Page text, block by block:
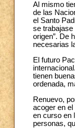
Al mismo
de las
el Santo
se trabajase
origen”. De
necesarias
El futuro
tienen
ordenada,
Renuevo,
acoger en
en curso en
personas,